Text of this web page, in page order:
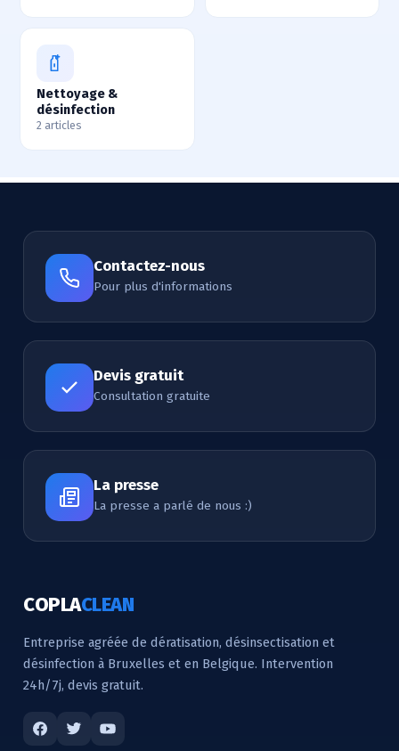
Nettoyage &
désinfection
2 articles
Contactez-nous
Pour plus d'informations
Devis gratuit
Consultation gratuite
La presse
La presse a parlé de nous :)
COPLACLEAN
Entreprise agréée de dératisation, désinsectisation et
désinfection à Bruxelles et en Belgique. Intervention
24h/7j, devis gratuit.